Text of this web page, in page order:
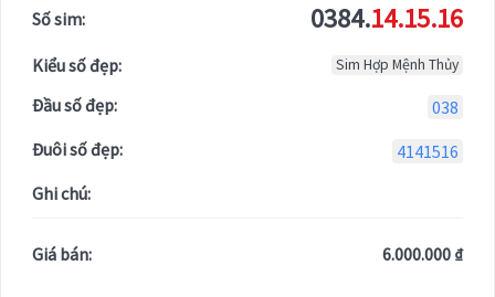
Số sim: 0384.14.15.16
Kiểu số đẹp: Sim Hợp Mệnh Thủy
Đầu số đẹp:
038
Đuôi số đẹp:
4141516
Ghi chú:
Giá bán: 6.000.000 ₫